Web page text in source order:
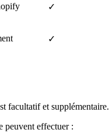
✓
✓
facultatif et supplémentaire.
peuvent effectuer :